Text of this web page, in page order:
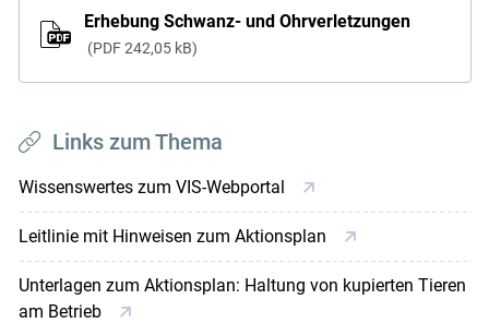
Erhebung Schwanz- und Ohrverletzungen
PDF 242,05 kB
Links zum Thema
Wissenswertes zum VIS-Webportal
Leitlinie mit Hinweisen zum Aktionsplan
Unterlagen zum Aktionsplan: Haltung von kupierten Tieren
am Betrieb